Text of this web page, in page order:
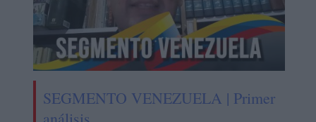
SEGMENTO VENEZUELA | Primer